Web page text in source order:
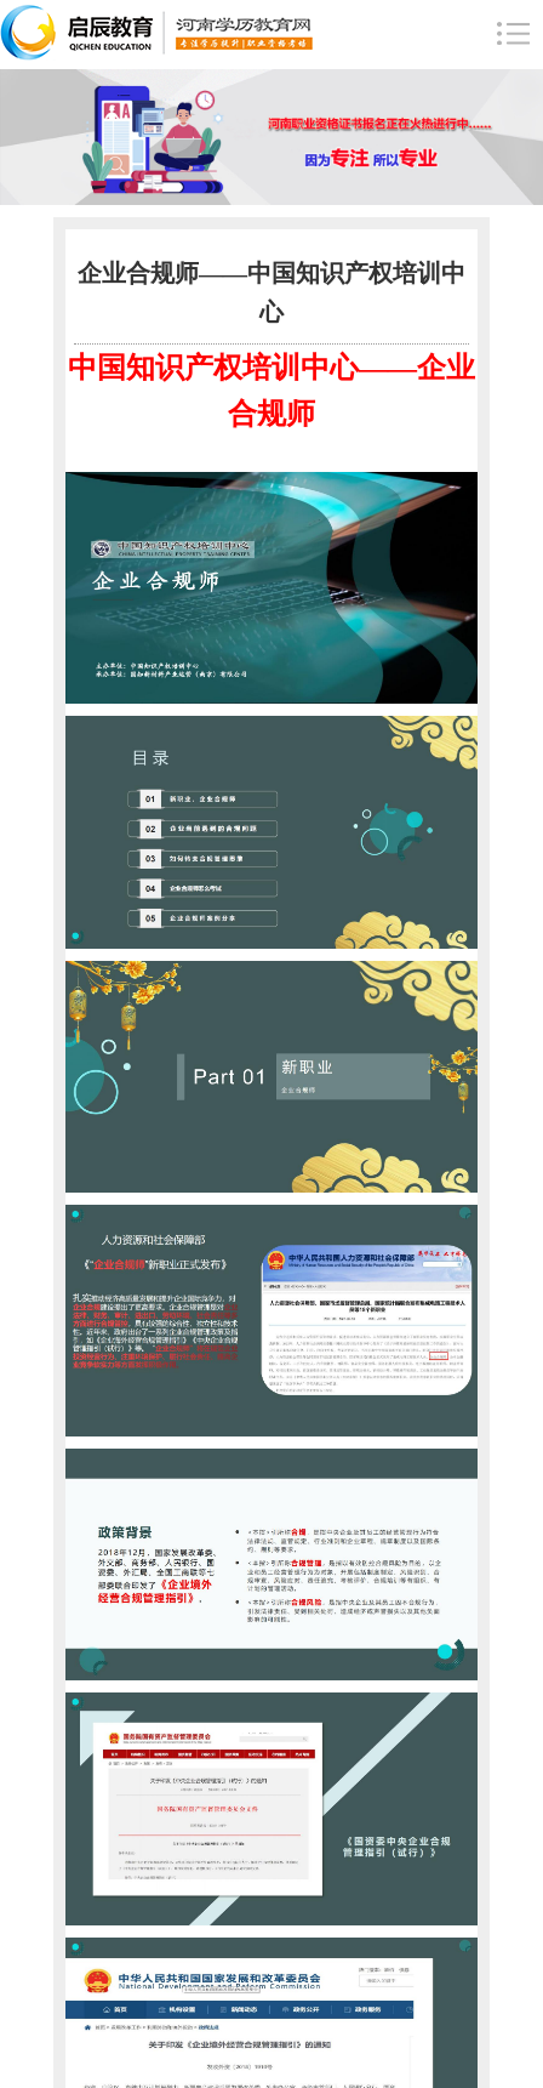
企业合规师——中国知识产权培训中
心
中国知识产权培训中心——企业
合规师